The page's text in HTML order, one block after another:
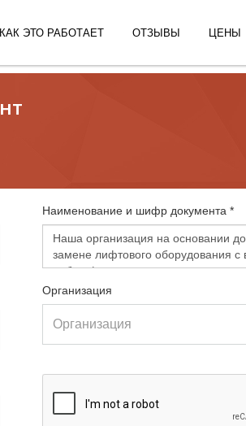
КАК ЭТО РАБОТАЕТ ОТЗЫВЫ ЦЕНЫ
Наименование и шифр документа *
Организация